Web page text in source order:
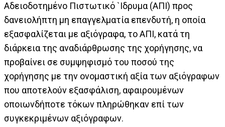
Αδειοδοτημένο Πιστωτικό `Ιδρυμα (ΑΠΙ) προς
δανειολήπτη μη επαγγελματία επενδυτή, η οποία
εξασφαλίζεται με αξιόγραφα, το ΑΠΙ, κατά τη
διάρκεια της αναδιάρθρωσης της χορήγησης, να
προβαίνει σε συμψηφισμό του ποσού της
χορήγησης με την ονομαστική αξία των αξιόγραφων
που αποτελούν εξασφάλιση, αφαιρουμένων
οποιωνδήποτε τόκων πληρώθηκαν επί των
συγκεκριμένων αξιόγραφων.